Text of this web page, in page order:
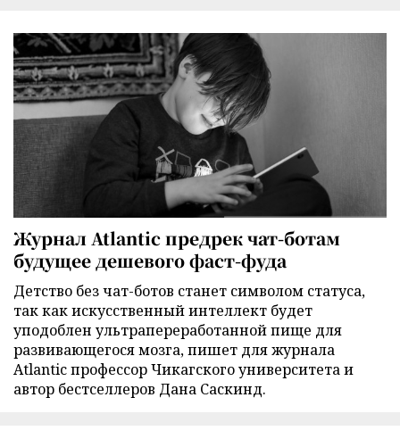
Журнал Atlantic предрек чат-ботам
будущее дешевого фаст-фуда
Детство без чат-ботов станет символом статуса,
так как искусственный интеллект будет
уподоблен ультрапереработанной пище для
развивающегося мозга, пишет для журнала
Atlantic профессор Чикагского университета и
автор бестселлеров Дана Саскинд.